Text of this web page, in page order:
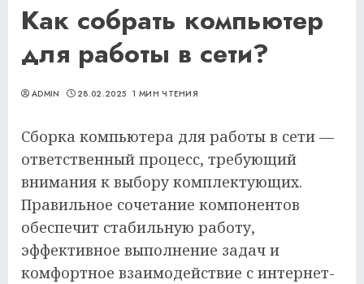
Как собрать компьютер
для работы в сети?
ADMIN 28.02.2025 1 МИН ЧТЕНИЯ
Сборка компьютера для работы в сети —
ответственный процесс, требующий
внимания к выбору комплектующих.
Правильное сочетание компонентов
обеспечит стабильную работу,
эффективное выполнение задач и
комфортное взаимодействие с интернет-